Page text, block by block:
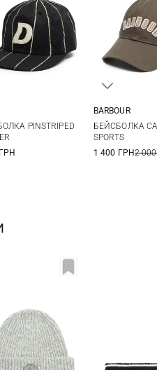
PINSTRIPED
BARBOUR
БЕЙСБОЛКА
SPORTS
1 400 ГРН2